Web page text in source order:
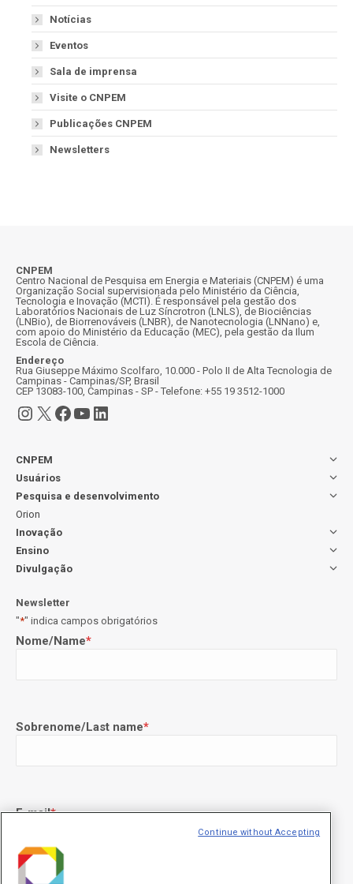
Notícias
Eventos
Sala de imprensa
Visite o CNPEM
Publicações CNPEM
Newsletters
CNPEM
Centro Nacional de Pesquisa em Energia e Materiais (CNPEM) é uma
Organização Social supervisionada pelo Ministério da Ciência,
Tecnologia e Inovação (MCTI). É responsável pela gestão dos
Laboratórios Nacionais de Luz Síncrotron (LNLS), de Biociências
(LNBio), de Biorrenováveis (LNBR), de Nanotecnologia (LNNano) e,
com apoio do Ministério da Educação (MEC), pela gestão da Ilum
Escola de Ciência.
Endereço
Rua Giuseppe Máximo Scolfaro, 10.000 - Polo II de Alta Tecnologia de
Campinas - Campinas/SP, Brasil
CEP 13083-100, Campinas - SP - Telefone: +55 19 3512-1000
Instagram
X Facebook
Youtube
LinkedIn
CNPEM
Usuários
Pesquisa e desenvolvimento
Orion
Inovação
Ensino
Divulgação
Newsletter
"*" indica campos obrigatórios
Nome/Name*
Sobrenome/Last name*
E-mail*
Continue without Accepting